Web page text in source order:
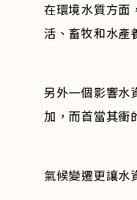
在環境水質方面
活、畜牧和水產
另外一個影響水
加，而首當其衝
氣候變遷更讓水